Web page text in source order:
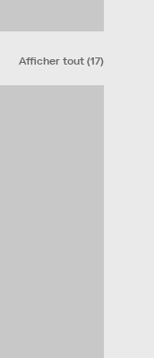
Afficher tout(17)